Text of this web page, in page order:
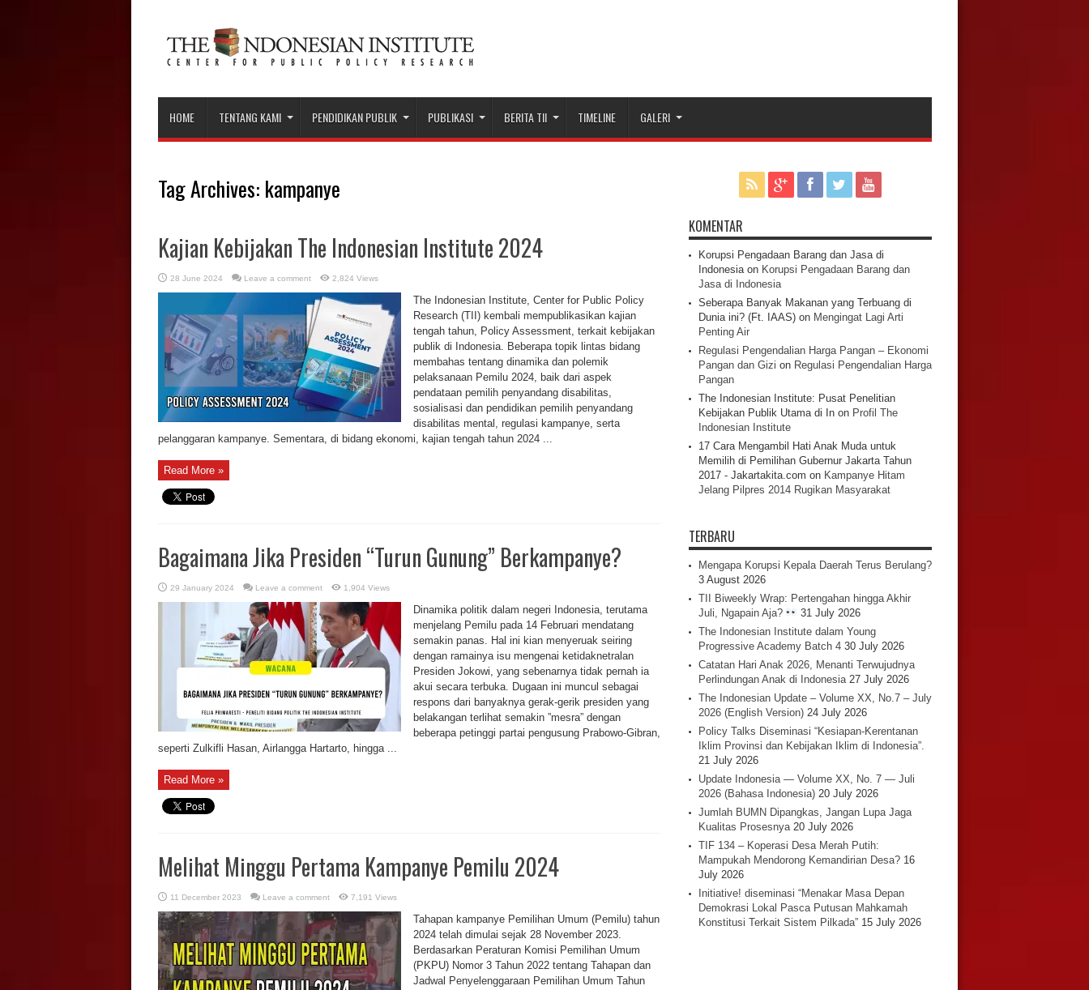
HOME TENTANG KAMI PENDIDIKAN PUBLIK PUBLIKASI BERITA TII TIMELINE GALERI
Tag Archives: kampanye
Kajian Kebijakan The Indonesian Institute 2024
28 June 2024 Leave a comment 2,824 Views
The Indonesian Institute, Center for Public Policy
Research (TII) kembali mempublikasikan kajian
tengah tahun, Policy Assessment, terkait kebijakan
publik di Indonesia. Beberapa topik lintas bidang
membahas tentang dinamika dan polemik
pelaksanaan Pemilu 2024, baik dari aspek
pendataan pemilih penyandang disabilitas,
sosialisasi dan pendidikan pemilih penyandang
disabilitas mental, regulasi kampanye, serta
pelanggaran kampanye. Sementara, di bidang ekonomi, kajian tengah tahun 2024 ...
Read More »
Bagaimana Jika Presiden “Turun Gunung” Berkampanye?
29 January 2024 Leave a comment 1,904 Views
Dinamika politik dalam negeri Indonesia, terutama
menjelang Pemilu pada 14 Februari mendatang
semakin panas. Hal ini kian menyeruak seiring
dengan ramainya isu mengenai ketidaknetralan
Presiden Jokowi, yang sebenarnya tidak pernah ia
akui secara terbuka. Dugaan ini muncul sebagai
respons dari banyaknya gerak-gerik presiden yang
belakangan terlihat semakin ”mesra” dengan
beberapa petinggi partai pengusung Prabowo-Gibran,
seperti Zulkifli Hasan, Airlangga Hartarto, hingga ...
Read More »
Melihat Minggu Pertama Kampanye Pemilu 2024
11 December 2023 Leave a comment 7,191 Views
Tahapan kampanye Pemilihan Umum (Pemilu) tahun
2024 telah dimulai sejak 28 November 2023.
Berdasarkan Peraturan Komisi Pemilihan Umum
(PKPU) Nomor 3 Tahun 2022 tentang Tahapan dan
Jadwal Penyelenggaraan Pemilihan Umum Tahun
KOMENTAR
Korupsi Pengadaan Barang dan Jasa di
Indonesiaon Korupsi Pengadaan Barang dan
Jasa di Indonesia
Seberapa Banyak Makanan yang Terbuang di
Dunia ini? (Ft. IAAS)on Mengingat Lagi Arti
Penting Air
Regulasi Pengendalian Harga Pangan – Ekonomi
Pangan dan Gizi on Regulasi Pengendalian Harga
Pangan
The Indonesian Institute: Pusat Penelitian
Kebijakan Publik Utama di Inon Profil The
Indonesian Institute
17 Cara Mengambil Hati Anak Muda untuk
Memilih di Pemilihan Gubernur Jakarta Tahun
2017 - Jakartakita.com on Kampanye Hitam
Jelang Pilpres 2014 Rugikan Masyarakat
TERBARU
Mengapa Korupsi Kepala Daerah Terus Berulang?
3 August 2026
TII Biweekly Wrap: Pertengahan hingga Akhir
Juli, Ngapain Aja?
31 July 2026
The Indonesian Institute dalam Young
Progressive Academy Batch 4 30 July 2026
Catatan Hari Anak 2026, Menanti Terwujudnya
Perlindungan Anak di Indonesia 27 July 2026
The Indonesian Update – Volume XX, No.7 – July
2026 (English Version) 24 July 2026
Policy Talks Diseminasi “Kesiapan-Kerentanan
Iklim Provinsi dan Kebijakan Iklim di Indonesia”.
21 July 2026
Update Indonesia — Volume XX, No. 7 — Juli
2026 (Bahasa Indonesia) 20 July 2026
Jumlah BUMN Dipangkas, Jangan Lupa Jaga
Kualitas Prosesnya 20 July 2026
TIF 134 – Koperasi Desa Merah Putih:
Mampukah Mendorong Kemandirian Desa? 16
July 2026
Initiative! diseminasi “Menakar Masa Depan
Demokrasi Lokal Pasca Putusan Mahkamah
Konstitusi Terkait Sistem Pilkada” 15 July 2026